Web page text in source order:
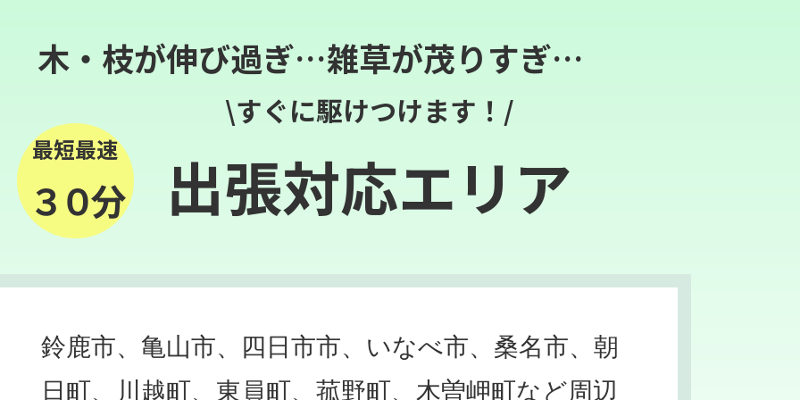
木・枝が伸び過ぎ…雑草が茂りすぎ…
最短最速
３０分
\すぐに駆けつけます！/
出張対応エリア
鈴鹿市、亀山市、四日市市、いなべ市、桑名市、朝
日町、川越町、東員町、菰野町、木曽岬町など周辺